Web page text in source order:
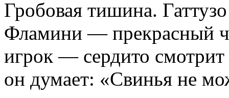
Гробовая тишина.
Фламини — прекрасный
игрок — сердито
он думает: «Свинья не